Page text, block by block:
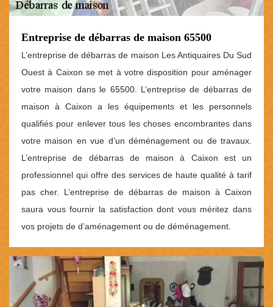
Entreprise de débarras de maison 65500
L’entreprise de débarras de maison Les Antiquaires Du Sud
Ouest à Caixon se met à votre disposition pour aménager
votre maison dans le 65500. L’entreprise de débarras de
maison à Caixon a les équipements et les personnels
qualifiés pour enlever tous les choses encombrantes dans
votre maison en vue d’un déménagement ou de travaux.
L’entreprise de débarras de maison à Caixon est un
professionnel qui offre des services de haute qualité à tarif
pas cher. L’entreprise de débarras de maison à Caixon
saura vous fournir la satisfaction dont vous méritez dans
vos projets de d’aménagement ou de déménagement.